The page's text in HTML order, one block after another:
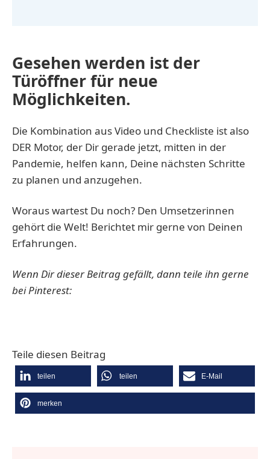
Gesehen werden ist der
Türöffner für neue
Möglichkeiten.
Die Kombination aus Video und Checkliste ist also
DER Motor, der Dir gerade jetzt, mitten in der
Pandemie, helfen kann, Deine nächsten Schritte
zu planen und anzugehen.
Woraus wartest Du noch? Den Umsetzerinnen
gehört die Welt! Berichtet mir gerne von Deinen
Erfahrungen.
Wenn Dir dieser Beitrag gefällt, dann teile ihn gerne
bei Pinterest:
Teile diesen Beitrag
teilen teilen E-Mail
merken